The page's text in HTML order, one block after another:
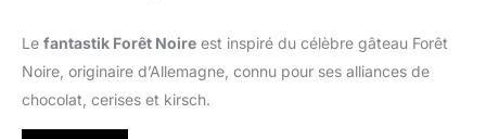
Le fantastik Forêt Noire est inspiré du célèbre gâteau Forêt
Noire, originaire d’Allemagne, connu pour ses alliances de
chocolat, cerises et kirsch.